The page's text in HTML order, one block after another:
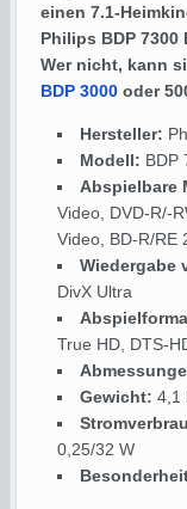
einen 7.1-
Philips BDP 7300
Wer nicht, kann
BDP 3000 oder
Hersteller:
Modell: BDP
Abspielbare
Video, DVD-R/-
Video, BD-R/RE
Wiedergabe
DivX Ultra
True HD, DTS-
Gewicht: 4,1
0,25/32 W